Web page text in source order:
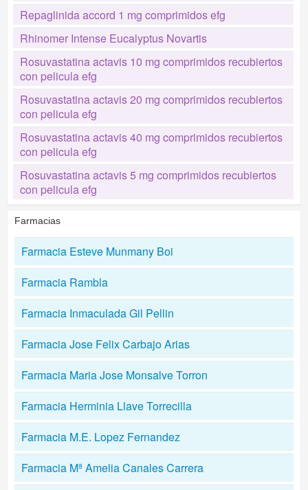
Repaglinida accord 1 mg comprimidos efg
Rhinomer Intense Eucalyptus Novartis
Rosuvastatina actavis 10 mg comprimidos recubiertos
con pelicula efg
Rosuvastatina actavis 20 mg comprimidos recubiertos
con pelicula efg
Rosuvastatina actavis 40 mg comprimidos recubiertos
con pelicula efg
Rosuvastatina actavis 5 mg comprimidos recubiertos
con pelicula efg
Farmacias
Farmacia Esteve Munmany Boi
Farmacia Rambla
Farmacia Inmaculada Gil Pellin
Farmacia Jose Felix Carbajo Arias
Farmacia Maria Jose Monsalve Torron
Farmacia Herminia Llave Torrecilla
Farmacia M.E. Lopez Fernandez
Farmacia Mª Amelia Canales Carrera